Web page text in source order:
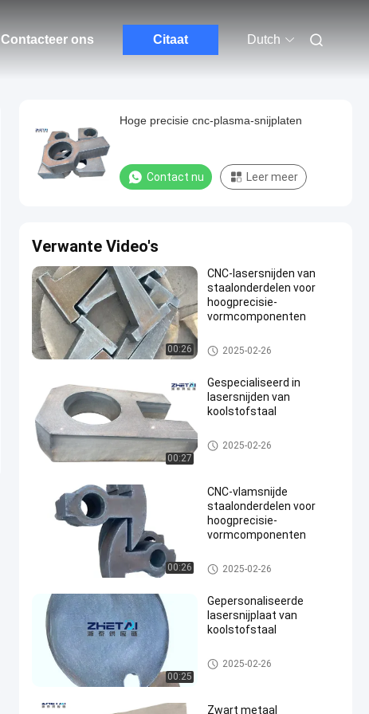
Contacteer ons Citaat Dutch
Hoge precisie cnc-plasma-snijplaten
Contact nu Leer meer
Verwante Video's
00:26
CNC-lasersnijden van
staalonderdelen voor
hoogprecisie-
vormcomponenten
Gesneden staalplaat
2025-02-26
00:27
Gespecialiseerd in
lasersnijden van
koolstofstaal
Gesneden staalplaat
2025-02-26
00:26
CNC-vlamsnijde
staalonderdelen voor
hoogprecisie-
vormcomponenten
Gesneden staalplaat
2025-02-26
00:25
Gepersonaliseerde
lasersnijplaat van
koolstofstaal
Gesneden staalplaat
2025-02-26
Zwart metaal